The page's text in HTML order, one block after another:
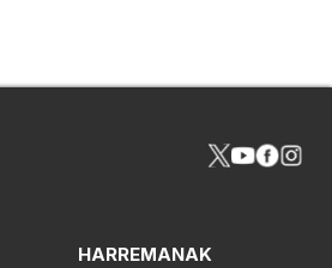
HARREMANAK